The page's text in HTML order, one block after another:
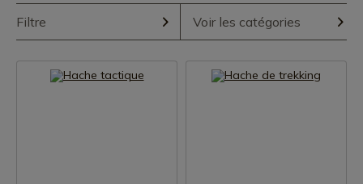
Filtre Voir les catégories